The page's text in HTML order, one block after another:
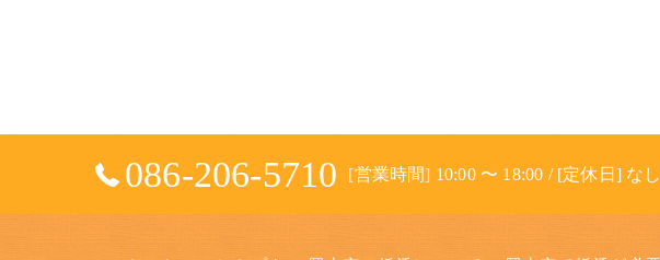
086-206-5710 [営業時間] 10:00 〜 18:00 / [定休日] なし